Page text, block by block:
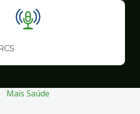
Ilustração
Comunicação
Mais Saúde